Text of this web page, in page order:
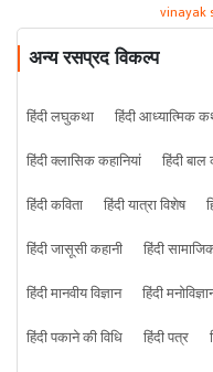
vinayak
अन्य रसप्रद विकल्प
हिंदी लघुकथा हिंदी आध्यात्मिक
हिंदी क्लासिक कहानियां
हिंदी
हिंदी कविता
हिंदी यात्रा विशेष
हिंदी जासूसी कहानी
हिंदी
हिंदी मानवीय विज्ञान
हिंदी
हिंदी पकाने की विधि
हिंदी पत्र